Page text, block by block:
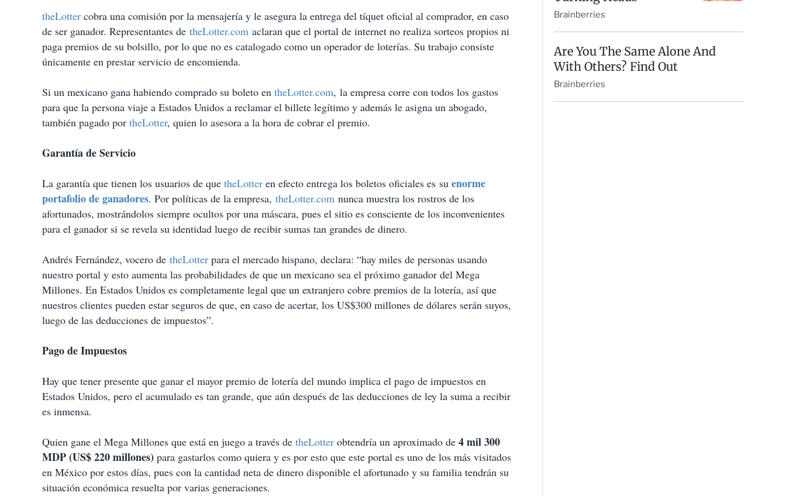
theLotter cobra una comisión por la mensajería y le asegura la entrega del tíquet oficial al comprador, en caso
de ser ganador. Representantes de theLotter.com aclaran que el portal de internet no realiza sorteos propios ni
paga premios de su bolsillo, por lo que no es catalogado como un operador de loterías. Su trabajo consiste
únicamente en prestar servicio de encomienda.
Si un mexicano gana habiendo comprado su boleto en theLotter.com, la empresa corre con todos los gastos
para que la persona viaje a Estados Unidos a reclamar el billete legítimo y además le asigna un abogado,
también pagado por theLotter, quien lo asesora a la hora de cobrar el premio.
Garantía de Servicio
La garantía que tienen los usuarios de que theLotter en efecto entrega los boletos oficiales es su enorme
portafolio de ganadores. Por políticas de la empresa, theLotter.com nunca muestra los rostros de los
afortunados, mostrándolos siempre ocultos por una máscara, pues el sitio es consciente de los inconvenientes
para el ganador si se revela su identidad luego de recibir sumas tan grandes de dinero.
Andrés Fernández, vocero de theLotter para el mercado hispano, declara: “hay miles de personas usando
nuestro portal y esto aumenta las probabilidades de que un mexicano sea el próximo ganador del Mega
Millones. En Estados Unidos es completamente legal que un extranjero cobre premios de la lotería, así que
nuestros clientes pueden estar seguros de que, en caso de acertar, los US$300 millones de dólares serán suyos,
luego de las deducciones de impuestos”.
Pago de Impuestos
Hay que tener presente que ganar el mayor premio de lotería del mundo implica el pago de impuestos en
Estados Unidos, pero el acumulado es tan grande, que aún después de las deducciones de ley la suma a recibir
es inmensa.
Quien gane el Mega Millones que está en juego a través de theLotter obtendría un aproximado de 4 mil300
MDP(US$ 220 millones) para gastarlos como quiera y es por esto que este portal es uno de los más visitados
en México por estos días, pues con la cantidad neta de dinero disponible el afortunado y su familia tendrán su
situación económica resuelta por varias generaciones.